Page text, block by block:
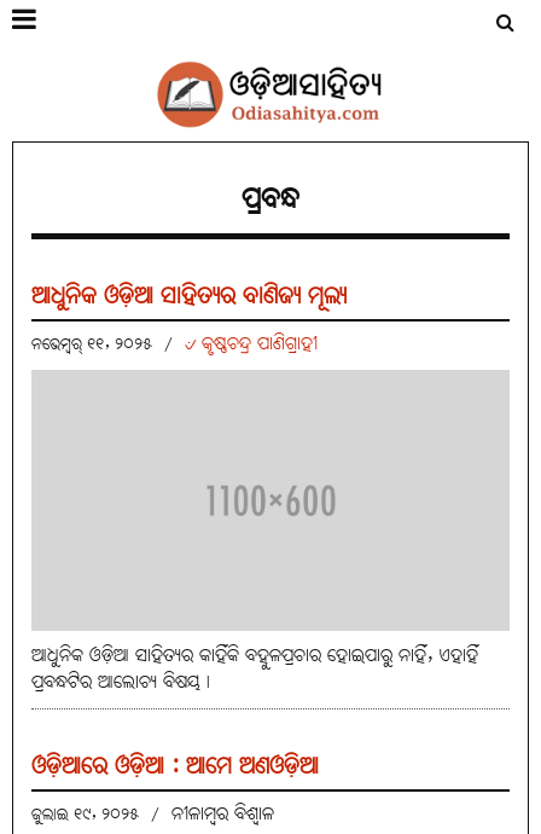
ପ୍ରବନ୍ଧ
ଆଧୁନିକ ଓଡ଼ିଆ ସାହିତ୍ୟର ବାଣିଜ୍ୟ ମୂଲ୍ୟ
ନଭେମ୍ବର୍ ୧୧, ୨୦୨୫ / ୰ କୃଷ୍ଣଚନ୍ଦ୍ର ପାଣିଗ୍ରାହୀ
ଆଧୁନିକ ଓଡ଼ିଆ ସାହିତ୍ୟର କାହିଁକି ବହୁଳପ୍ରଚାର ହୋଇପାରୁ ନାହିଁ, ଏହାହିଁ
ପ୍ରବନ୍ଧଟିର ଆଲୋଚ୍ୟ ବିଷୟ।
ଓଡ଼ିଆରେ ଓଡ଼ିଆ : ଆମେ ଅଣଓଡ଼ିଆ
ଜୁଲାଇ ୧୯, ୨୦୨୫ / ନୀଳାମ୍ବର ବିଶ୍ବାଳ